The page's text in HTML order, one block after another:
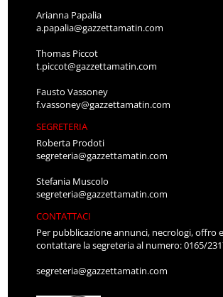
Arianna Papalia
a.papalia@gazzettamatin.com
Thomas Piccot
t.piccot@gazzettamatin.com
Fausto Vassoney
f.vassoney@gazzettamatin.com
SEGRETERIA
Roberta Prodoti
segreteria@gazzettamatin.com
Stefania Muscolo
segreteria@gazzettamatin.com
CONTATTACI
Per pubblicazione annunci, necrologi, offro
contattare la segreteria al numero: 0165/
segreteria@gazzettamatin.com